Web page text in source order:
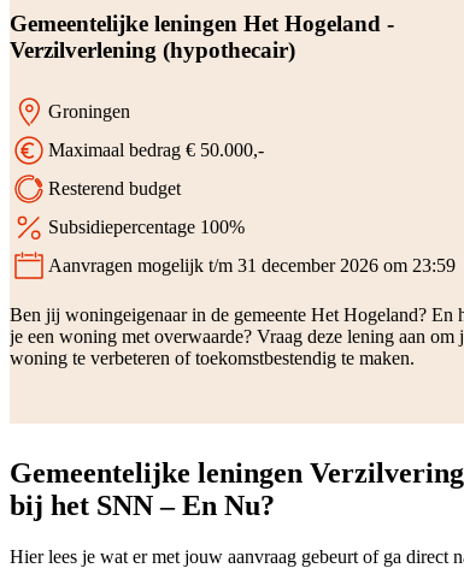
Gemeentelijke leningen Het Hogeland -
Verzilverlening (hypothecair)
Locatie:
Groningen
Maximaal bedrag € 50.000,-
Resterend budget
Subsidiepercentage 100%
Status:
Aanvragen mogelijk t/m 31 december 2026 om 23:59
Ben jij woningeigenaar in de gemeente Het Hogeland? En
je een woning met overwaarde? Vraag deze lening aan om
woning te verbeteren of toekomstbestendig te maken.
Gemeentelijke leningen
bij het SNN – En Nu?
Hier lees je wat er met jouw aanvraag gebeurt of ga direct